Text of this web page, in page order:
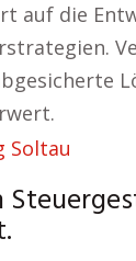
auf die